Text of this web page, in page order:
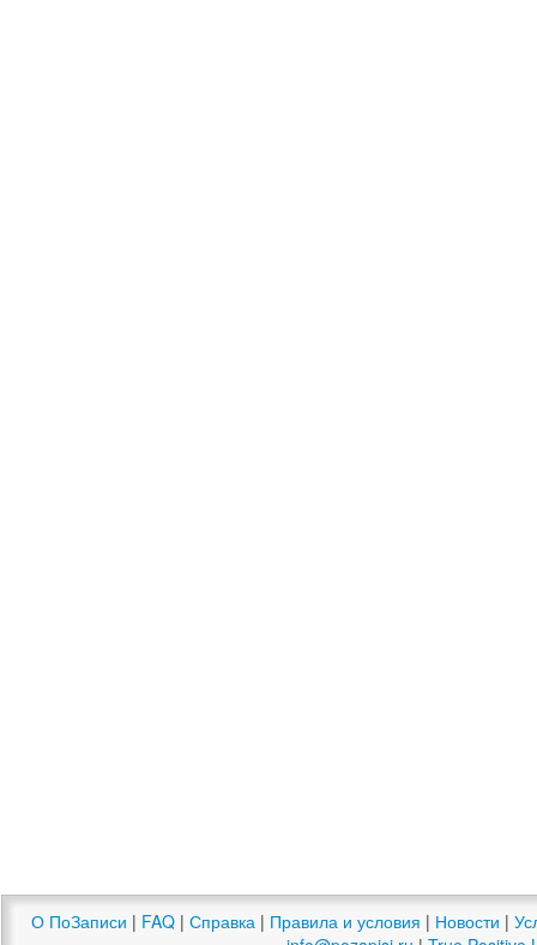
О ПоЗаписи | FAQ | Справка | Правила и условия | Новости |